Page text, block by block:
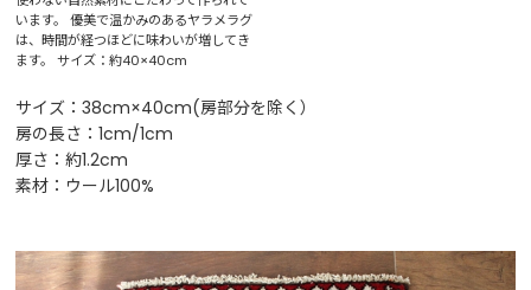
います。 優美で温かみのあるヤラメラグ
は、時間が経つほどに味わいが増してき
ます。 サイズ：約40×40cm
サイズ：38cm×40cm(房部分を除く）
房の長さ：1cm/1cm
厚さ：約1.2cm
素材：ウール100%